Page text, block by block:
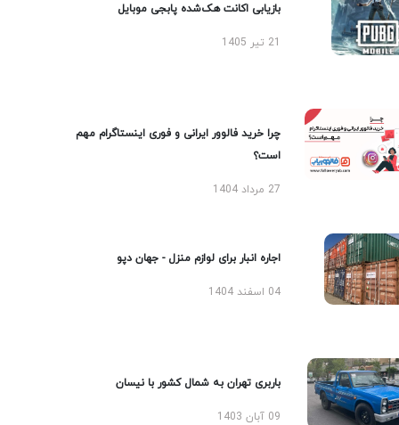
بازیابی اکانت هک‌شده پابجی موبایل
چرا خرید فالوور ایرانی و فوری اینستاگرام مهم
است؟
27 مرداد 1404
اجاره انبار برای لوازم منزل - جهان دپو
04 اسفند 1404
باربری تهران به شمال کشور با نیسان
09 آبان 1403